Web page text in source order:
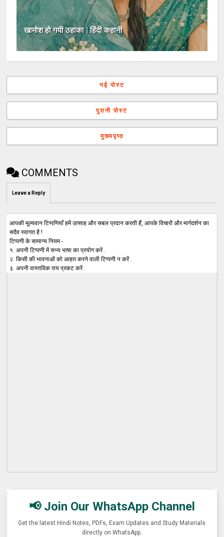
खामोश हो गयी ठहाका | हिंदी कहानी
नई पोस्ट
पुरानी पोस्ट
मुख्यपृष्ठ
COMMENTS
Leave a Reply
आपकी मूल्यवान टिप्पणियाँ हमें उत्साह और सबल प्रदान करती हैं, आपके विचारों और मार्गदर्शन का
सदैव स्वागत है !
टिप्पणी के सामान्य नियम -
१. अपनी टिप्पणी में सभ्य भाषा का प्रयोग करें .
२. किसी की भावनाओं को आहत करने वाली टिप्पणी न करें .
३. अपनी वास्तविक राय प्रकट करें .
📢 Join Our WhatsApp Channel
Get the latest Hindi Notes, PDFs, Exam Updates and Study Materials
directly on WhatsApp.